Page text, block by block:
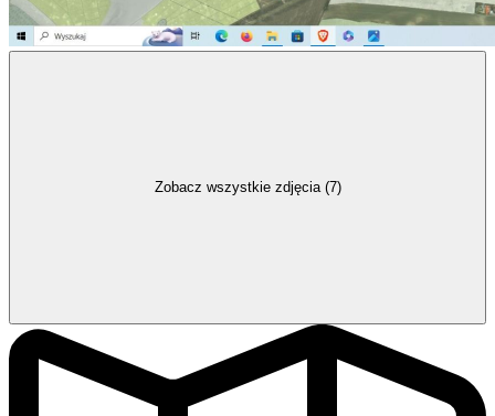
Zobacz wszystkie zdjęcia (7)